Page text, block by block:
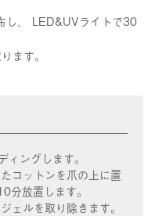
し、 LED&UVライトで30
ます。
ングします。
コットンを爪の上に置
分放置します。
ェルを取り除きます。